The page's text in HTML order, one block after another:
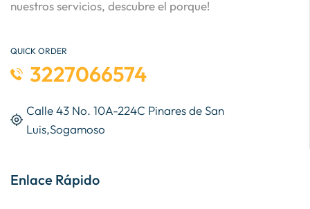
nuestros servicios, descubre el porque!
QUICK ORDER
3227066574
Calle 43 No. 10A-224C Pinares de San
Luis,Sogamoso
Enlace Rápido